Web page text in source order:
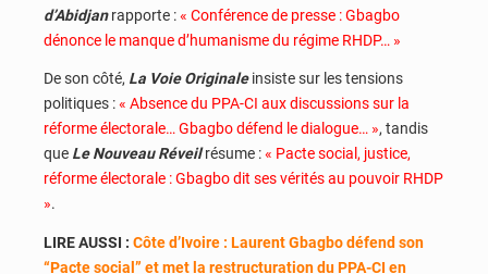
d’Abidjanrapporte :« Conférence de presse : Gbagbo
dénonce le manque d’humanisme du régime RHDP… »
De son côté, La Voie Originaleinsiste sur les tensions
politiques :« Absence du PPA-CI aux discussions sur la
réforme électorale… Gbagbo défend le dialogue… », tandis
que Le Nouveau Réveilrésume :« Pacte social, justice,
réforme électorale : Gbagbo dit ses vérités au pouvoir RHDP
».
LIRE AUSSI : Côte d’Ivoire : Laurent Gbagbo défend son
“Pacte social” et met la restructuration du PPA-CI en